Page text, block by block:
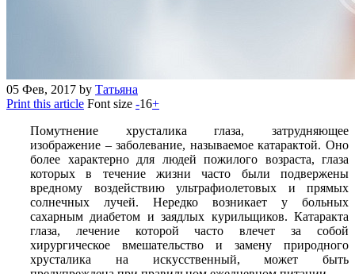
05 Фев, 2017 by Татьяна
Print this article Font size -16+
Помутнение хрусталика глаза, затрудняющее
изображение – заболевание, называемое катарактой. Оно
более характерно для людей пожилого возраста, глаза
которых в течение жизни часто были подвержены
вредному воздействию ультрафиолетовых и прямых
солнечных лучей. Нередко возникает у больных
сахарным диабетом и заядлых курильщиков. Катаракта
глаза, лечение которой часто влечет за собой
хирургическое вмешательство и замену природного
хрусталика на искусственный, может быть